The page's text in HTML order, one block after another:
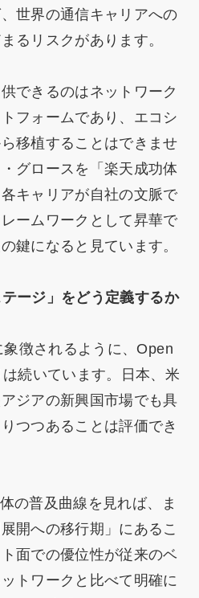
世界の通信キャリアへの
るリスクがあります。
できるのはネットワーク
フォームであり、エコシ
移植することはできませ
グロースを「楽天成功体
キャリアが自社の文脈で
ームワークとして昇華で
鍵になると見ています。
ージ」をどう定義するか
徴されるように、Open
続いています。日本、米
ジアの新興国市場でも具
つつあることは評価でき
の普及曲線を見れば、ま
開への移行期」にあるこ
面での優位性が従来のベ
トワークと比べて明確に